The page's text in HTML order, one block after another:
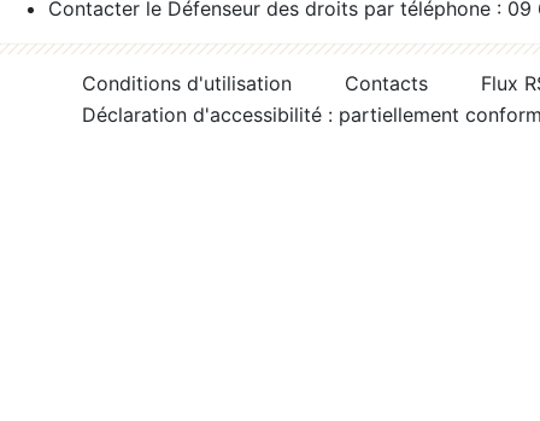
Contacter le Défenseur des droits par téléphone :
Conditions d'utilisation Contacts
Flux
Déclaration d'accessibilité : partiellement